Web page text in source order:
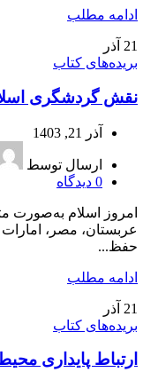
ادامه مطلب
21 آذر
بریده‌های کتاب
نقش گردشگری
آذر 21, 1403
ارسال توسط
0 دیدگاه
امروز اسلام به‌صورت
عربستان، مصر،
حفظ...
ادامه مطلب
21 آذر
بریده‌های کتاب
ارتباط پایداری